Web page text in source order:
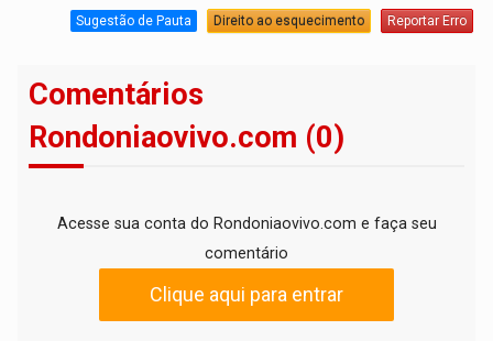
Sugestão de Pauta Direito ao esquecimento Reportar Erro
Comentários
Rondoniaovivo.com (0)
Acesse sua conta do Rondoniaovivo.com e faça seu
comentário
Clique aqui para entrar